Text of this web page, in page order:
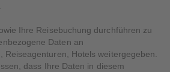
Ihre Reisebuchung durchführen zu
Daten an
Reiseagenturen, Hotels weitergegeben.
dass Ihre Daten in diesem